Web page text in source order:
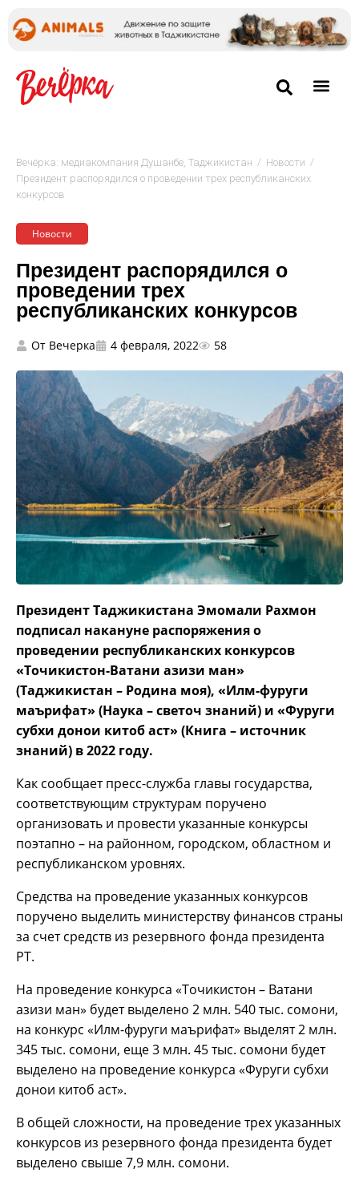
Вечёрка: медиакомпания Душанбе, Таджикистан / Новости /
Президент распорядился о проведении трех республиканских
конкурсов
Новости
Президент распорядился о
проведении трех
республиканских конкурсов
От Вечерка 4 февраля, 2022 58
Президент Таджикистана Эмомали Рахмон
подписал накануне распоряжения о
проведении республиканских конкурсов
«Точикистон-Ватани азизи ман»
(Таджикистан – Родина моя), «Илм-фуруги
маърифат» (Наука – светоч знаний) и «Фуруги
субхи донои китоб аст» (Книга – источник
знаний) в 2022 году.
Как сообщает пресс-служба главы государства,
соответствующим структурам поручено
организовать и провести указанные конкурсы
поэтапно – на районном, городском, областном и
республиканском уровнях.
Средства на проведение указанных конкурсов
поручено выделить министерству финансов страны
за счет средств из резервного фонда президента
РТ.
На проведение конкурса «Точикистон – Ватани
азизи ман» будет выделено 2 млн. 540 тыс. сомони,
на конкурс «Илм-фуруги маърифат» выделят 2 млн.
345 тыс. сомони, еще 3 млн. 45 тыс. сомони будет
выделено на проведение конкурса «Фуруги субхи
донои китоб аст».
В общей сложности, на проведение трех указанных
конкурсов из резервного фонда президента будет
выделено свыше 7,9 млн. сомони.